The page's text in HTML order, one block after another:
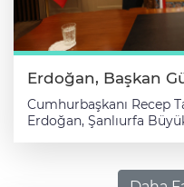
Erdoğan, Başkan
Cumhurbaşkanı Recep
Erdoğan, Şanlıurfa
Cumhurbaşkanı